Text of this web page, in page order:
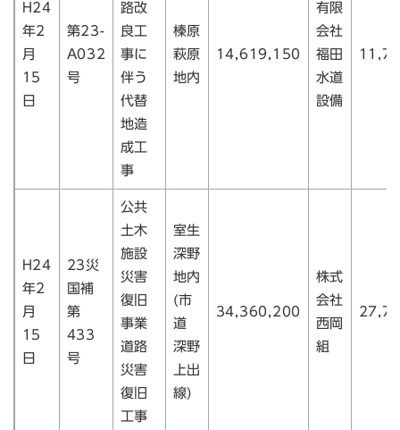
H24
年2
月
15
日
第23-
A032
号
路改
良工
事に
伴う
代替
地造
成工
事
榛原
萩原
地内
14,619,150
有限
会社
福田
水道
設備
H24
年2
月
15
日
23災
国補
第
433
号
公共
土木
施設
災害
復旧
事業
道路
災害
復旧
工事
室生
深野
地内
(市
道
深野
上出
線)
34,360,200
株式
会社
西岡
組